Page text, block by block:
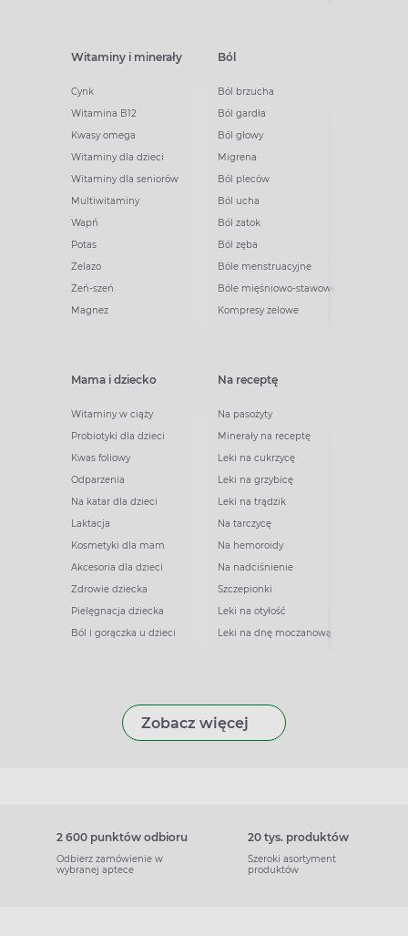
Witaminy i minerały
Cynk
Witamina B12
Kwasy omega
Witaminy dla dzieci
Witaminy dla seniorów
Multiwitaminy
Wapń
Potas
Żelazo
Żeń-szeń
Magnez
Ból
Ból brzucha
Ból gardła
Ból głowy
Migrena
Ból pleców
Ból ucha
Ból zatok
Ból zęba
Bóle menstruacyjne
Bóle mięśniowo-stawowe
Kompresy żelowe
Mama i dziecko
Witaminy w ciąży
Probiotyki dla dzieci
Kwas foliowy
Odparzenia
Na katar dla dzieci
Laktacja
Kosmetyki dla mam
Akcesoria dla dzieci
Zdrowie dziecka
Pielęgnacja dziecka
Ból i gorączka u dzieci
Na receptę
Na pasożyty
Minerały na receptę
Leki na cukrzycę
Leki na grzybicę
Leki na trądzik
Na tarczycę
Na hemoroidy
Na nadciśnienie
Szczepionki
Leki na otyłość
Leki na dnę moczanową
Zobacz więcej
2 600 punktów odbioru
Odbierz zamówienie w
wybranej aptece
20 tys. produktów
Szeroki asortyment
produktów